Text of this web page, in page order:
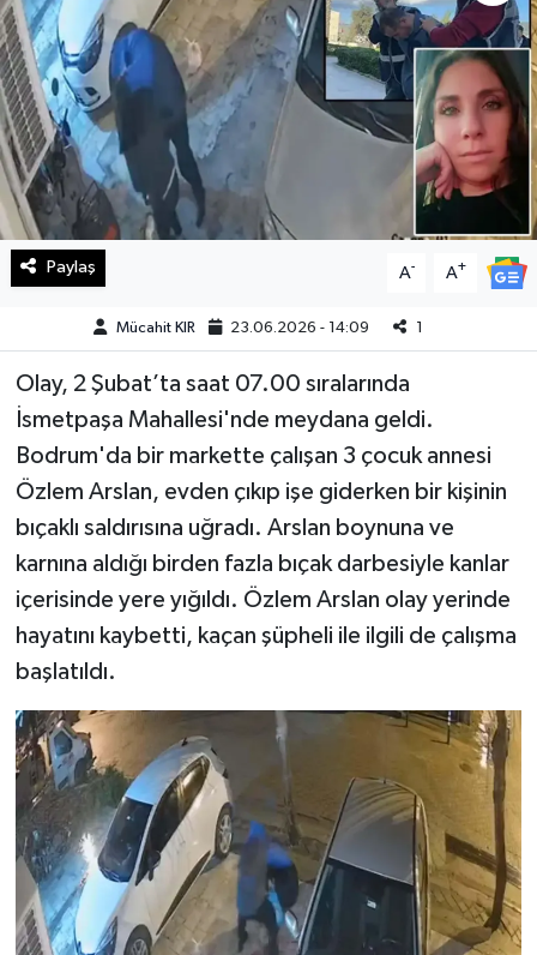
Paylaş A- A+
Mücahit KIR 23.06.2026 - 14:09 1
Olay, 2 Şubat’ta saat 07.00 sıralarında
İsmetpaşa Mahallesi'nde meydana geldi.
Bodrum'da bir markette çalışan 3 çocuk annesi
Özlem Arslan, evden çıkıp işe giderken bir kişinin
bıçaklı saldırısına uğradı. Arslan boynuna ve
karnına aldığı birden fazla bıçak darbesiyle kanlar
içerisinde yere yığıldı. Özlem Arslan olay yerinde
hayatını kaybetti, kaçan şüpheli ile ilgili de çalışma
başlatıldı.
Sağlık
Spor
SürManşet
Teknoloji
Yaşam
KAHRAMANMARAŞ